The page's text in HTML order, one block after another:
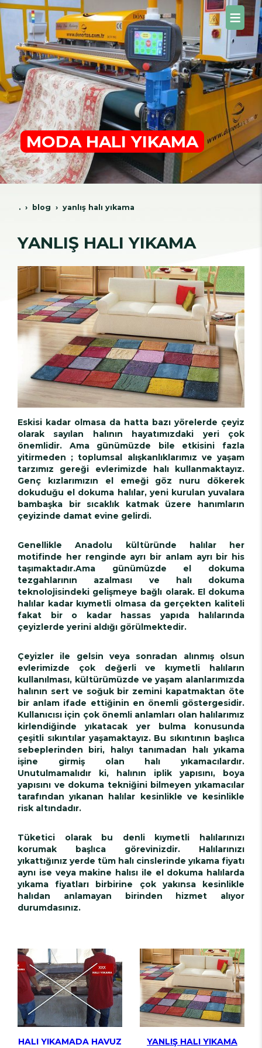
MODA HALI YIKAMA
. blog yanliş hali yikama
YANLIŞ HALI YIKAMA
Eskisi kadar olmasa da hatta bazı yörelerde çeyiz
olarak sayılan halının hayatımızdaki yeri çok
önemlidir. Ama günümüzde bile etkisini fazla
yitirmeden ; toplumsal alışkanlıklarımız ve yaşam
tarzımız gereği evlerimizde halı kullanmaktayız.
Genç kızlarımızın el emeği göz nuru dökerek
dokuduğu el dokuma halılar, yeni kurulan yuvalara
bambaşka bir sıcaklık katmak üzere hanımların
çeyizinde damat evine gelirdi.
Genellikle Anadolu kültüründe halılar her
motifinde her renginde ayrı bir anlam ayrı bir his
taşımaktadır.Ama günümüzde el dokuma
tezgahlarının azalması ve halı dokuma
teknolojisindeki gelişmeye bağlı olarak. El dokuma
halılar kadar kıymetli olmasa da gerçekten kaliteli
fakat bir o kadar hassas yapıda halılarında
çeyizlerde yerini aldığı görülmektedir.
Çeyizler ile gelsin veya sonradan alınmış olsun
evlerimizde çok değerli ve kıymetli halıların
kullanılması, kültürümüzde ve yaşam alanlarımızda
halının sert ve soğuk bir zemini kapatmaktan öte
bir anlam ifade ettiğinin en önemli göstergesidir.
Kullanıcısı için çok önemli anlamları olan halılarımız
kirlendiğinde yıkatacak yer bulma konusunda
çeşitli sıkıntılar yaşamaktayız. Bu sıkıntının başlıca
sebeplerinden biri, halıyı tanımadan halı yıkama
işine girmiş olan halı yıkamacılardır.
Unutulmamalıdır ki, halının iplik yapısını, boya
yapısını ve dokuma tekniğini bilmeyen yıkamacılar
tarafından yıkanan halılar kesinlikle ve kesinlikle
risk altındadır.
Tüketici olarak bu denli kıymetli halılarınızı
korumak başlıca görevinizdir. Halılarınızı
yıkattığınız yerde tüm halı cinslerinde yıkama fiyatı
aynı ise veya makine halısı ile el dokuma halılarda
yıkama fiyatları birbirine çok yakınsa kesinlikle
halıdan anlamayan birinden hizmet alıyor
durumdasınız.
HALI YIKAMADA HAVUZ YANLIŞ HALI YIKAMA